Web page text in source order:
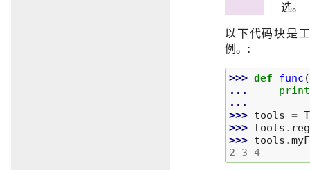
选。
以下代码块是
例。:
>>> def func (
...
print
...
>>> tools =
>>> tools .
>>> tools .
2 3 4